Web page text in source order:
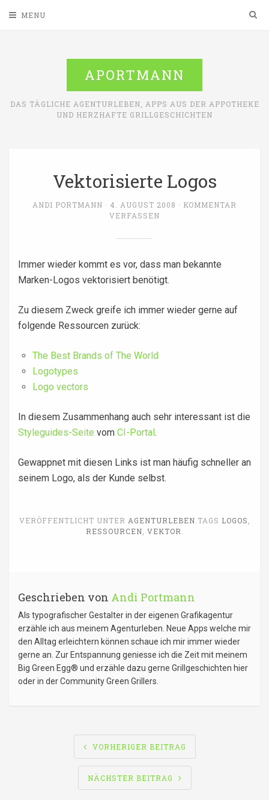
MENU
APORTMANN
DAS TÄGLICHE AGENTURLEBEN, APPS AUS DER APPOTHEKE
UND HERZHAFTE GRILLGESCHICHTEN
Vektorisierte Logos
ANDI PORTMANN 4. AUGUST 2008
KOMMENTAR
VERFASSEN
Immer wieder kommt es vor, dass man bekannte
Marken-Logos vektorisiert benötigt.
Zu diesem Zweck greife ich immer wieder gerne auf
folgende Ressourcen zurück:
The Best Brands of The World
Logotypes
Logo vectors
In diesem Zusammenhang auch sehr interessant ist die
Styleguides-Seite vom CI-Portal.
Gewappnet mit diesen Links ist man häufig schneller an
seinem Logo, als der Kunde selbst.
VERÖFFENTLICHT UNTER AGENTURLEBEN TAGS LOGOS
RESSOURCEN VEKTOR
Geschrieben von Andi Portmann
Als typografischer Gestalter in der eigenen Grafikagentur
erzähle ich aus meinem Agenturleben. Neue Apps welche mir
den Alltag erleichtern können schaue ich mir immer wieder
gerne an. Zur Entspannung geniesse ich die Zeit mit meinem
Big Green Egg® und erzähle dazu gerne Grillgeschichten hier
oder in der Community Green Grillers.
BEITRAGSNAVIGATION
VORHERIGER BEITRAG
NÄCHSTER BEITRAG